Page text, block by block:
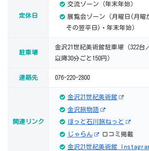
定休日
交流ゾーン（年末年始）
展覧会ゾーン（月曜日(月曜
その翌平日)・年末年始）
駐車場
金沢21世紀美術館駐車場（322台
以降30分ごと150円）
連絡先 076-220-2800
関連リンク
金沢21世紀美術館
金沢旅物語
ほっと石川旅ねっと
じゃらん
口コミ掲載
金沢21世紀美術館